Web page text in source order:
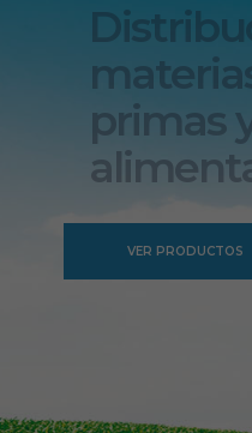
VER PRODUCTOS
materias
primas